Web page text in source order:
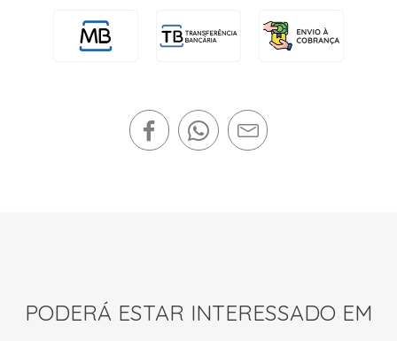
PODERÁ ESTAR INTERESSADO EM